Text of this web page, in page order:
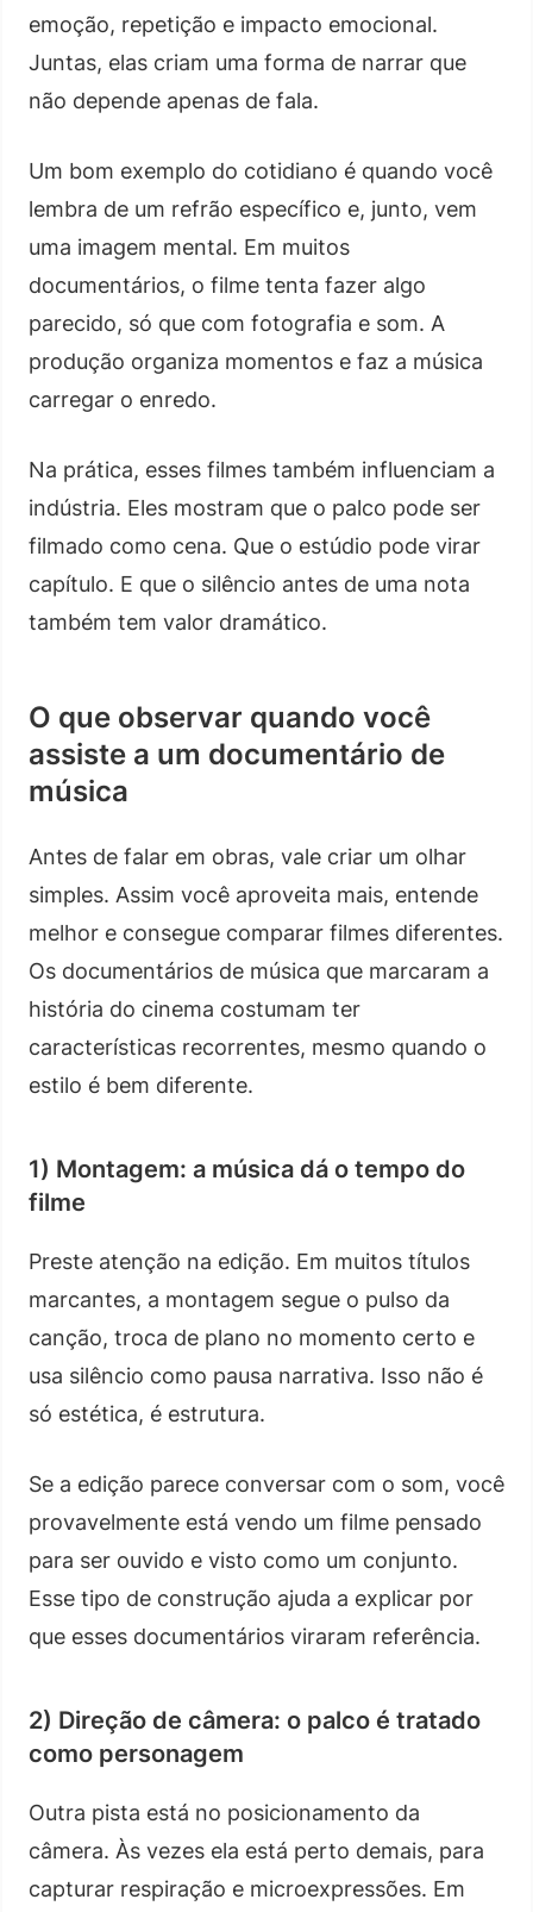
emoção, repetição e impacto emocional.
Juntas, elas criam uma forma de narrar que
não depende apenas de fala.
Um bom exemplo do cotidiano é quando você
lembra de um refrão específico e, junto, vem
uma imagem mental. Em muitos
documentários, o filme tenta fazer algo
parecido, só que com fotografia e som. A
produção organiza momentos e faz a música
carregar o enredo.
Na prática, esses filmes também influenciam a
indústria. Eles mostram que o palco pode ser
filmado como cena. Que o estúdio pode virar
capítulo. E que o silêncio antes de uma nota
também tem valor dramático.
O que observar quando você
assiste a um documentário de
música
Antes de falar em obras, vale criar um olhar
simples. Assim você aproveita mais, entende
melhor e consegue comparar filmes diferentes.
Os documentários de música que marcaram a
história do cinema costumam ter
características recorrentes, mesmo quando o
estilo é bem diferente.
1) Montagem: a música dá o tempo do
filme
Preste atenção na edição. Em muitos títulos
marcantes, a montagem segue o pulso da
canção, troca de plano no momento certo e
usa silêncio como pausa narrativa. Isso não é
só estética, é estrutura.
Se a edição parece conversar com o som, você
provavelmente está vendo um filme pensado
para ser ouvido e visto como um conjunto.
Esse tipo de construção ajuda a explicar por
que esses documentários viraram referência.
2) Direção de câmera: o palco é tratado
como personagem
Outra pista está no posicionamento da
câmera. Às vezes ela está perto demais, para
capturar respiração e microexpressões. Em